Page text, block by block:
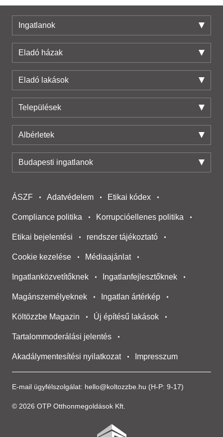
Ingatlanok
Eladó házak
Eladó lakások
Települések
Albérletek
Budapesti ingatlanok
E-mail ügyfélszolgálat: hello@koltozzbe.hu (H-P: 9-17)
© 2026 OTP Otthonmegoldások Kft.
ÁSZF Adatvédelem Etikai kódex
Compliance politika Korrupcióellenes politika
Etikai bejelentési rendszer tájékoztató
Cookie kezelése Médiaajánlat
Ingatlanközvetítőknek Ingatlanfejlesztőknek
Magánszemélyeknek Ingatlan ártérkép
Költözzbe Magazin Új építésű lakások
Tartalommoderálási jelentés
Akadálymentesítési nyilatkozat Impresszum